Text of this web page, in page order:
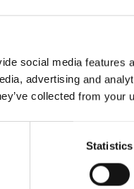
social media features
advertising and
collected from your
Statistics